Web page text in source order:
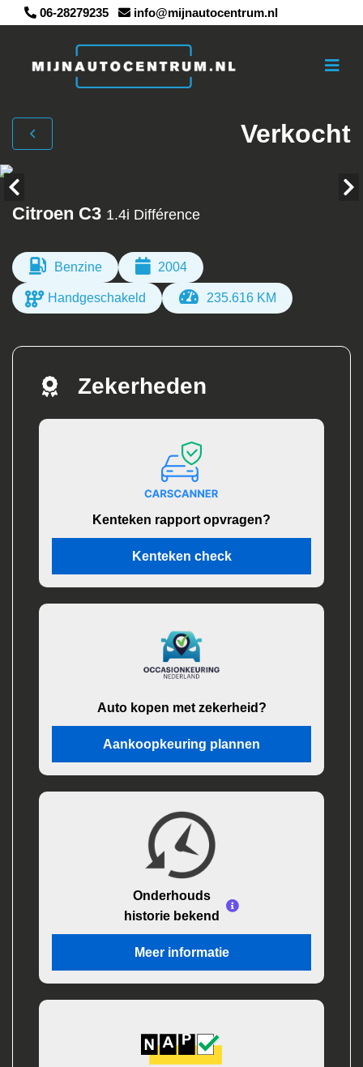
06-28279235 info@mijnautocentrum.nl
Verkocht
Citroen C3 1.4i Différence
Benzine 2004
Handgeschakeld 235.616 KM
Zekerheden
Kenteken rapport opvragen?
Kenteken check
Auto kopen met zekerheid?
Aankoopkeuring plannen
Onderhouds
historie bekend
Meer informatie